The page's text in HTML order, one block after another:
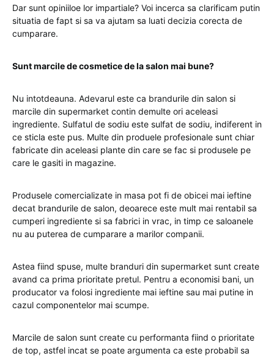
Dar sunt opiniiloe lor impartiale? Voi incerca sa clarificam putin
situatia de fapt si sa va ajutam sa luati decizia corecta de
cumparare.
Sunt marcile de cosmetice de la salon mai bune?
Nu intotdeauna. Adevarul este ca brandurile din salon si
marcile din supermarket contin demulte ori aceleasi
ingrediente. Sulfatul de sodiu este sulfat de sodiu, indiferent in
ce sticla este pus. Multe din produele profesionale sunt chiar
fabricate din aceleasi plante din care se fac si produsele pe
care le gasiti in magazine.
Produsele comercializate in masa pot fi de obicei mai ieftine
decat brandurile de salon, deoarece este mult mai rentabil sa
cumperi ingrediente si sa fabrici in vrac, in timp ce saloanele
nu au puterea de cumparare a marilor companii.
Astea fiind spuse, multe branduri din supermarket sunt create
avand ca prima prioritate pretul. Pentru a economisi bani, un
producator va folosi ingrediente mai ieftine sau mai putine in
cazul componentelor mai scumpe.
Marcile de salon sunt create cu performanta fiind o prioritate
de top, astfel incat se poate argumenta ca este probabil sa